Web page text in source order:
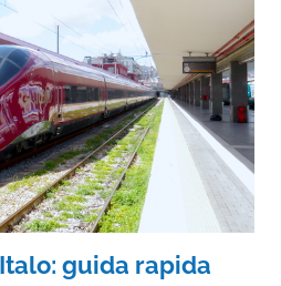
guida rapida